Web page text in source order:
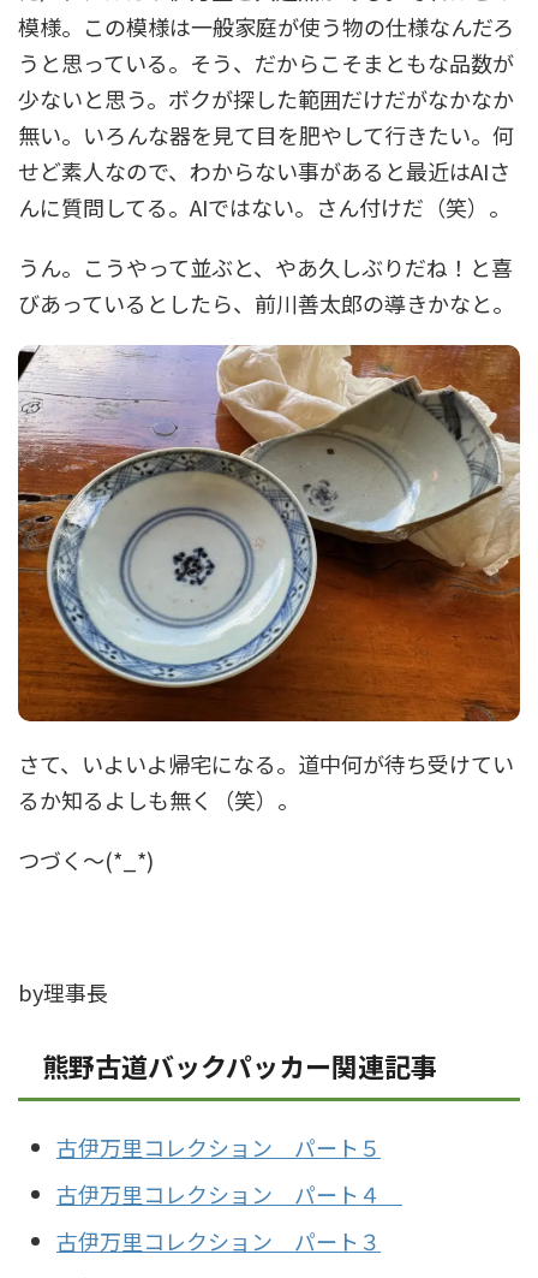
模様。この模様は一般家庭が使う物の仕様なんだろ
うと思っている。そう、だからこそまともな品数が
少ないと思う。ボクが探した範囲だけだがなかなか
無い。いろんな器を見て目を肥やして行きたい。何
せど素人なので、わからない事があると最近はAIさ
んに質問してる。AIではない。さん付けだ（笑）。
うん。こうやって並ぶと、やあ久しぶりだね！と喜
びあっているとしたら、前川善太郎の導きかなと。
さて、いよいよ帰宅になる。道中何が待ち受けてい
るか知るよしも無く（笑）。
つづく〜(*_*)
by理事長
熊野古道バックパッカー関連記事
古伊万里コレクション パート５
古伊万里コレクション パート４
古伊万里コレクション パート３